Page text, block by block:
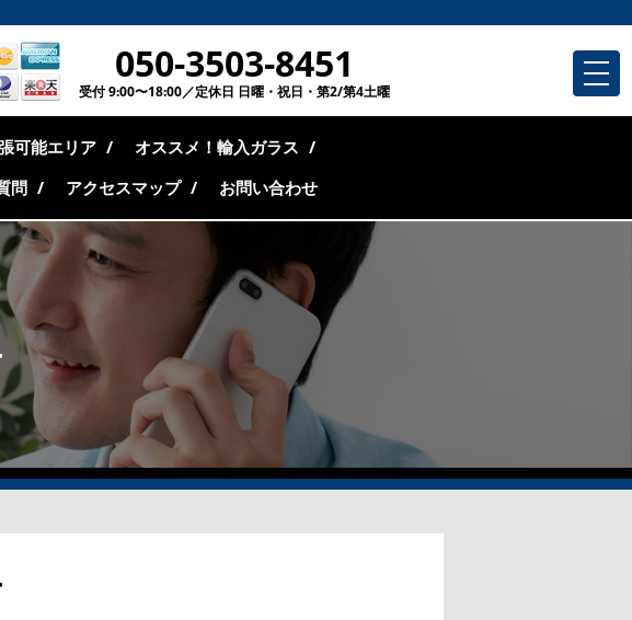
050-3503-8451
受付 9:00〜18:00／定休日 日曜・祝日・第2/第4土曜
可能エリア
オススメ！輸入ガラス
問 アクセスマップ お問い合わせ